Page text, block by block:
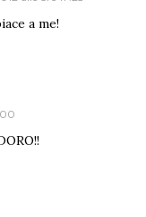
a me!